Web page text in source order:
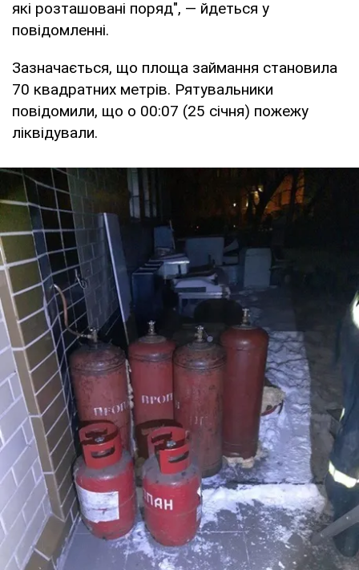
які розташовані поряд", — йдеться у
повідомленні.
Зазначається, що площа займання становила
70 квадратних метрів. Рятувальники
повідомили, що о 00:07 (25 січня) пожежу
ліквідували.